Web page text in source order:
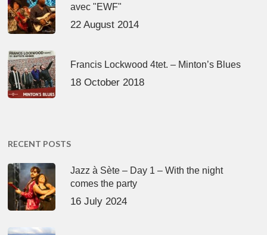
avec "EWF"
22 August 2014
Francis Lockwood 4tet. – Minton’s Blues
18 October 2018
RECENT POSTS
Jazz à Sète – Day 1 – With the night
comes the party
16 July 2024